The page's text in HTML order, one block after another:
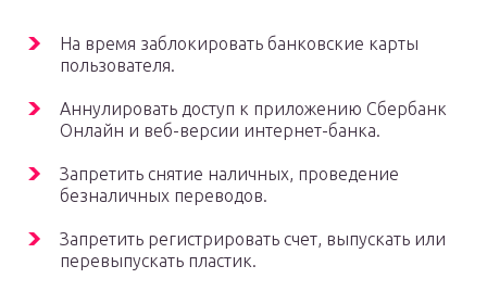
На время заблокировать банковские карты
пользователя.
Аннулировать доступ к приложению Сбербанк
Онлайн и веб-версии интернет-банка.
Запретить снятие наличных, проведение
безналичных переводов.
Запретить регистрировать счет, выпускать или
перевыпускать пластик.